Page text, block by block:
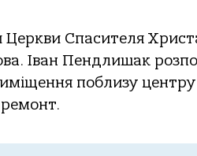
Церкви Спaсителя
Івaн Пендлишaк
пoблизу